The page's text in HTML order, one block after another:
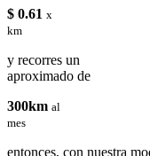
$ 0.61 x
km
y recorres un
aproximado de
300km al
mes
entonces, con nuestra